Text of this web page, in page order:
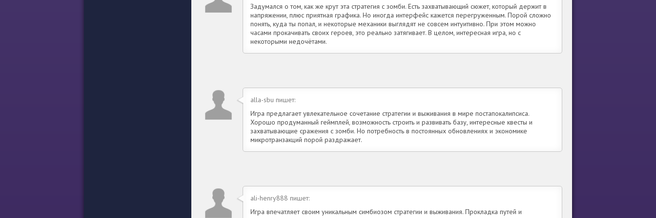
Задумался о том, как же крут эта стратегия с зомби. Есть захватывающий сюжет, который держит в
напряжении, плюс приятная графика. Но иногда интерфейс кажется перегруженным. Порой сложно
понять, куда ты попал, и некоторые механики выглядят не совсем интуитивно. При этом можно
часами прокачивать своих героев, это реально затягивает. В целом, интересная игра, но с
некоторыми недочётами.
alla-sbu пишет:
Игра предлагает увлекательное сочетание стратегии и выживания в мире постапокалипсиса.
Хорошо продуманный геймплей, возможность строить и развивать базу, интересные квесты и
захватывающие сражения с зомби. Но потребность в постоянных обновлениях и экономике
микротранзакций порой раздражает.
ali-henry888 пишет:
Игра впечатляет своим уникальным симбиозом стратегии и выживания. Прокладка путей и